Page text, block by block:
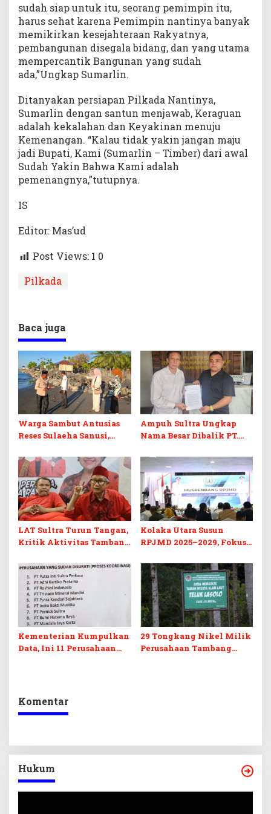
sudah siap untuk itu, seorang pemimpin itu,
harus sehat karena Pemimpin nantinya banyak
memikirkan kesejahteraan Rakyatnya,
pembangunan disegala bidang, dan yang utama
mempercantik Bangunan yang sudah
ada,”Ungkap Sumarlin.
Ditanyakan persiapan Pilkada Nantinya,
Sumarlin dengan santun menjawab, Keraguan
adalah kekalahan dan Keyakinan menuju
Kemenangan. “Kalau tidak yakin jangan maju
jadi Bupati, Kami (Sumarlin – Timber) dari awal
Sudah Yakin Bahwa Kami adalah
pemenangnya,”tutupnya.
IS
Editor: Mas’ud
Post Views: 1 0
Pilkada
Baca juga
Warga Sambut Antusias
Reses Sulaeha Sanusi,
Jadi Perhatian
Ampuh Sultra Ungkap
Nama Besar Dibalik PT.
Lakukan Penindakan
LAT Sultra Turun Tangan,
Kritik Aktivitas Tambang
Konawe Utara
Kolaka Utara Susun
RPJMD 2025–2029, Fokus
Infrastruktur
Kementerian Kumpulkan
Data, Ini 11 Perusahaan
29 Tongkang Nikel Milik
Perusahaan Tambang
Komentar
Hukum